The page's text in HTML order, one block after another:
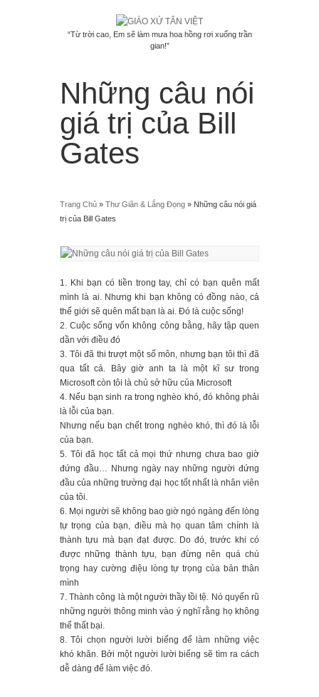
“Từ trời cao, Em sẽ làm mưa hoa hồng rơi xuống trần
gian!”
Trang Chủ
Giới Thiệu
Linh Mục Phục Vụ Giáo Xứ
Lược Sử Giáo Xứ Tân Việt
Xứ Đạo Theo Dòng Thời Gian
Giáo Họ Đa Minh
Giáo Họ Gioan
Giáo Họ Lộ Đức
Giáo Họ Mông Triệu
Hội Đoàn
Ban Lễ Sinh Tân Việt
Ban Caritas Tân Việt
Cộng Đoàn Lòng Chúa Thương Xót
Curia Tân Bình
Dòng Mến Thánh Giá Tân Việt
Đoàn Têrêsa Hài Đồng Giêsu – Thiếu
Nhi Thánh Thể
Gia Đình Con Đức Mẹ
Gia Đình Legio Maria
GiêSu
Gia Đình Phúc Âm
Gia Đình Tận Hiến
Huynh Đệ Đoàn Phan Sinh Tại Thế
Huynh Đoàn Giáo Dân ĐaMinh
Lưu Xá Hòa Bình
Ca Đoàn
Ca Đoàn Chúa Thăng Thiên
Chúa Ba Ngôi
Hallleluia
Huynh Đoàn Đa Minh
Lộ Đúc
Truyền Tin
Lớp Giáo Lý
Những câu nói
giá trị của Bill
Gates
Trang Chủ » Thư Giãn & Lắng Đọng » Những câu nói giá
trị của Bill Gates
1. Khi bạn có tiền trong tay, chỉ có bạn quên mất
mình là ai. Nhưng khi bạn không có đồng nào, cả
thế giới sẽ quên mất bạn là ai. Đó là cuộc sống!
2. Cuộc sống vốn không công bằng, hãy tập quen
dần với điều đó
3. Tôi đã thi trượt một số môn, nhưng bạn tôi thì đã
qua tất cả. Bây giờ anh ta là một kĩ sư trong
Microsoft còn tôi là chủ sở hữu của Microsoft
4. Nếu bạn sinh ra trong nghèo khó, đó không phải
là lỗi của bạn.
Nhưng nếu bạn chết trong nghèo khó, thì đó là lỗi
của bạn.
5. Tôi đã học tất cả mọi thứ nhưng chưa bao giờ
đứng đầu… Nhưng ngày nay những người đứng
đầu của những trường đại học tốt nhất là nhân viên
của tôi.
6. Mọi người sẽ không bao giờ ngó ngàng đến lòng
tự trọng của bạn, điều mà họ quan tâm chính là
thành tựu mà bạn đạt được. Do đó, trước khi có
được những thành tựu, bạn đừng nên quá chú
trọng hay cường điệu lòng tự trọng của bản thân
mình
7. Thành công là một người thầy tồi tệ. Nó quyến rũ
những người thông minh vào ý nghĩ rằng họ không
thể thất bại.
8. Tôi chọn người lười biếng để làm những việc
khó khăn. Bởi một người lười biếng sẽ tìm ra cách
dễ dàng để làm việc đó.